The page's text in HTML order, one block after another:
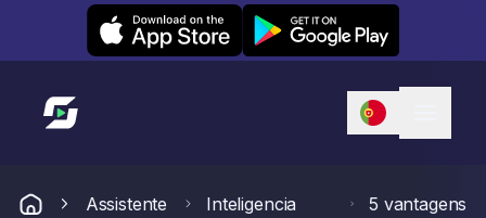
Leexi on iOS Leexi on Android
Link para a página inicial
Assistente
Inteligencia
5 vantagens